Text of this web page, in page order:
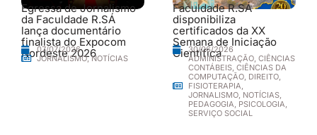
Egressa de Jornalismo
da Faculdade R.SÁ
lança documentário
finalista do Expocom
Nordeste 2026
07/07/2026
JORNALISMO,NOTÍCIAS
Faculdade R.SÁ
disponibiliza
certificados da XX
Semana de Iniciação
Científica
30/06/2026
ADMINISTRAÇÃO CIÊNCIAS
CONTÁBEIS CIÊNCIAS DA
COMPUTAÇÃO DIREITO
FISIOTERAPIA
JORNALISMO NOTÍCIAS
PEDAGOGIA PSICOLOGIA
SERVIÇO SOCIAL